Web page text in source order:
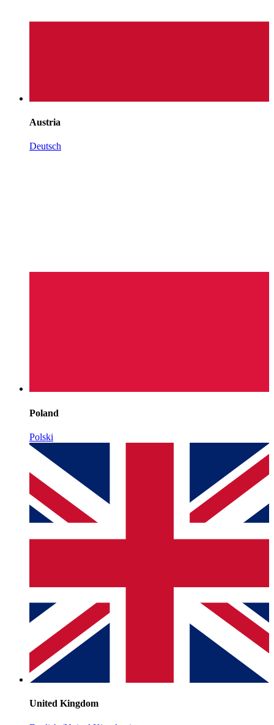
Austria
Deutsch
Poland
Polski
United Kingdom